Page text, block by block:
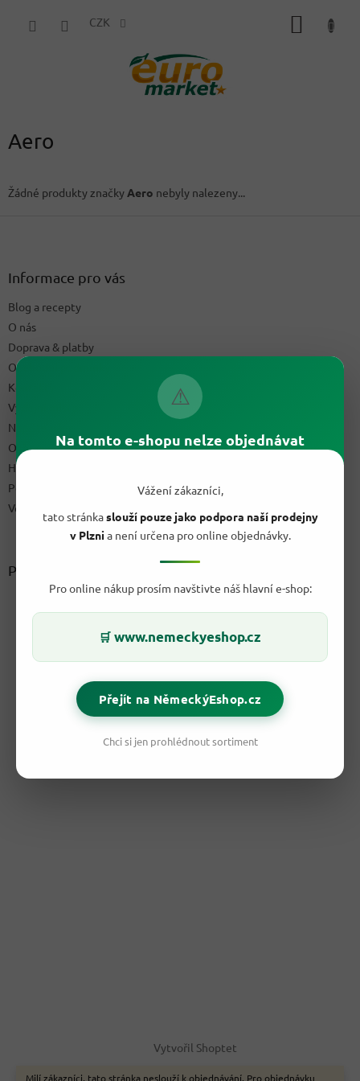
⚠
Na tomto e-shopu nelze objednávat
Vážení zákazníci,
tato stránkaslouží pouze jako podpora naší prodejny
v Plznia není určena pro online objednávky.
Pro online nákup prosím navštivte náš hlavní e-shop:
🛒 www.nemeckyeshop.cz
Přejít na NěmeckýEshop.cz
Chci si jen prohlédnout sortiment
Milí zákazníci, tato stránka neslouží k objednávání. Pro objednávku
CZK
Aero
Žádné produkty značky Aero nebyly nalezeny...
Informace pro vás
Blog a recepty
O nás
Doprava & platby
Obchodní podmínky
Kontakty
Výdejní místo
Napište nám
Ochrana osobních údajů GDPR
Hodnocení obchodu
Podmínky uplatnění práv z vadného plnění a reklamační řád
Velkoobchod
Přijímáme online platby
Vytvořil Shoptet